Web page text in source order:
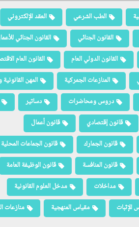
الطب الشرعي
العقد الإلكتروني
القانون الجنائي
القانون الجنائي
القانون الدولي العام
القانون العام
المنازعات الجمركية
المهن
دروس ومحاضرات دساتير
قانون إقتصادي
قانون أعمال
قانون الجمارك
قانون الجماعات المحلية
قانون المنافسة
قانون الوظيفة العامة
مداخلات
مدخل العلوم القانونية
الإثبات مقياس المنهجية
منازعات